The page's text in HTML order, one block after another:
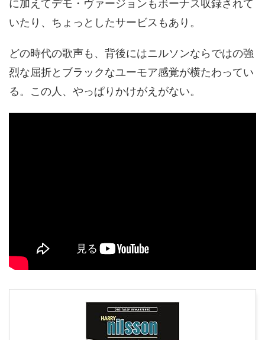
に加えてデモ・ヴァージョンもボーナス収録されて
いたり、ちょっとしたサービスもあり。
どの時代の歌声も、背後にはニルソンならではの強
烈な屈折とブラックなユーモア感覚が横たわってい
る。この人、やっぱりかけがえがない。